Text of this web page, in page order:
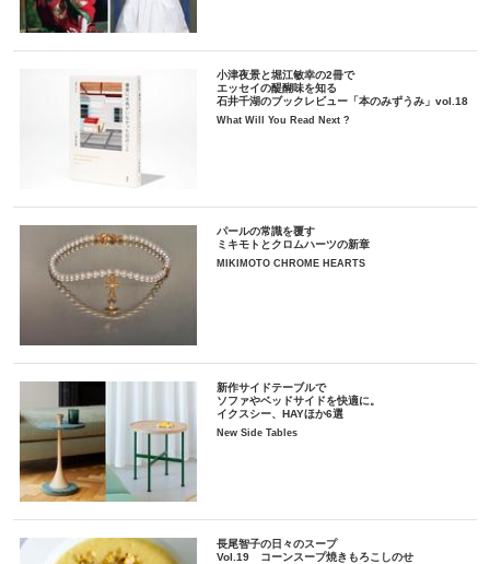
小津夜景と堀江敏幸の2冊で
エッセイの醍醐味を知る
石井千湖のブックレビュー「本のみずうみ」vol.18
What Will You Read Next ?
パールの常識を覆す
ミキモトとクロムハーツの新章
MIKIMOTO CHROME HEARTS
新作サイドテーブルで
ソファやベッドサイドを快適に。
イクスシー、HAYほか6選
New Side Tables
長尾智子の日々のスープ
Vol.19 コーンスープ焼きもろこしのせ